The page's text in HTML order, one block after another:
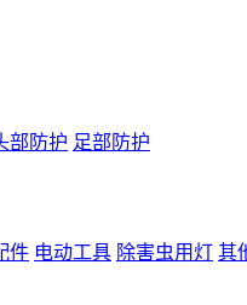
部防护 足部防护
件 电动工具 除害虫用灯 其